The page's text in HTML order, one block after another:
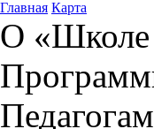
Главная Карта
О «Школе
Педагогам